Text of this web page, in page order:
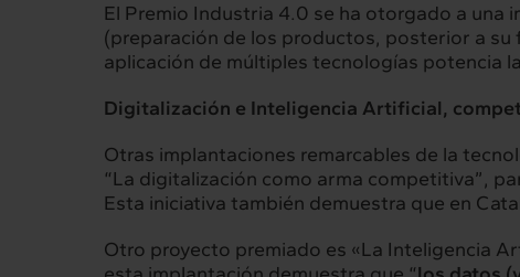
Interrelación
Clientes Actualidad
El Premio Industria 4.0 se ha otorgado a una
(preparación de los productos, posterior a su
aplicación de múltiples tecnologías potencia
Digitalización e Inteligencia Artificial,
Otras implantaciones remarcables de la
“La digitalización como arma competitiva”,
Esta iniciativa también demuestra que en
Otro proyecto premiado es «La Inteligencia